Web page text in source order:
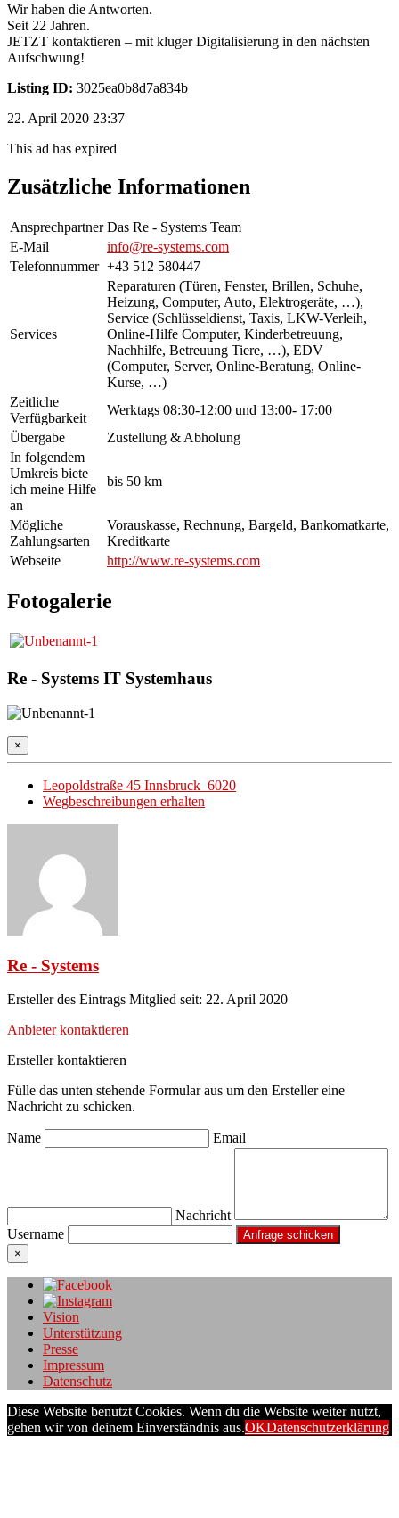
Wir haben die Antworten.
Seit 22 Jahren.
JETZT kontaktieren – mit kluger Digitalisierung in den nächsten
Aufschwung!
Listing ID: 3025ea0b8d7a834b
22. April 2020 23:37
This ad has expired
Zusätzliche Informationen
Ansprechpartner Das Re - Systems Team
E-Mail
info@re-systems.com
Telefonnummer +43 512 580447
Services
Reparaturen (Türen, Fenster, Brillen, Schuhe,
Heizung, Computer, Auto, Elektrogeräte, …),
Service (Schlüsseldienst, Taxis, LKW-Verleih,
Online-Hilfe Computer, Kinderbetreuung,
Nachhilfe, Betreuung Tiere, …), EDV
(Computer, Server, Online-Beratung, Online-
Kurse, …)
Zeitliche
Verfügbarkeit
Werktags 08:30-12:00 und 13:00- 17:00
Übergabe
Zustellung & Abholung
In folgendem
Umkreis biete
ich meine Hilfe
an
bis 50 km
Mögliche
Zahlungsarten
Vorauskasse, Rechnung, Bargeld, Bankomatkarte,
Kreditkarte
Webseite
http://www.re-systems.com
Fotogalerie
Re - Systems IT Systemhaus
×
Leopoldstraße 45 Innsbruck 6020
Wegbeschreibungen erhalten
Re - Systems
Ersteller des Eintrags Mitglied seit: 22. April 2020
Anbieter kontaktieren
Ersteller kontaktieren
Fülle das unten stehende Formular aus um den Ersteller eine
Nachricht zu schicken.
Name Email
Nachricht
Username
×
Vision
Unterstützung
Presse
Impressum
Datenschutz
Diese Website benutzt Cookies. Wenn du die Website weiter nutzt,
gehen wir von deinem Einverständnis aus.OKDatenschutzerklärung